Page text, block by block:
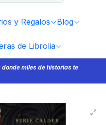
y Regalos Blog
de Librolia
miles de historias te